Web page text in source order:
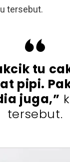
tersebut.
tu
pipi.
juga,”
tersebut.